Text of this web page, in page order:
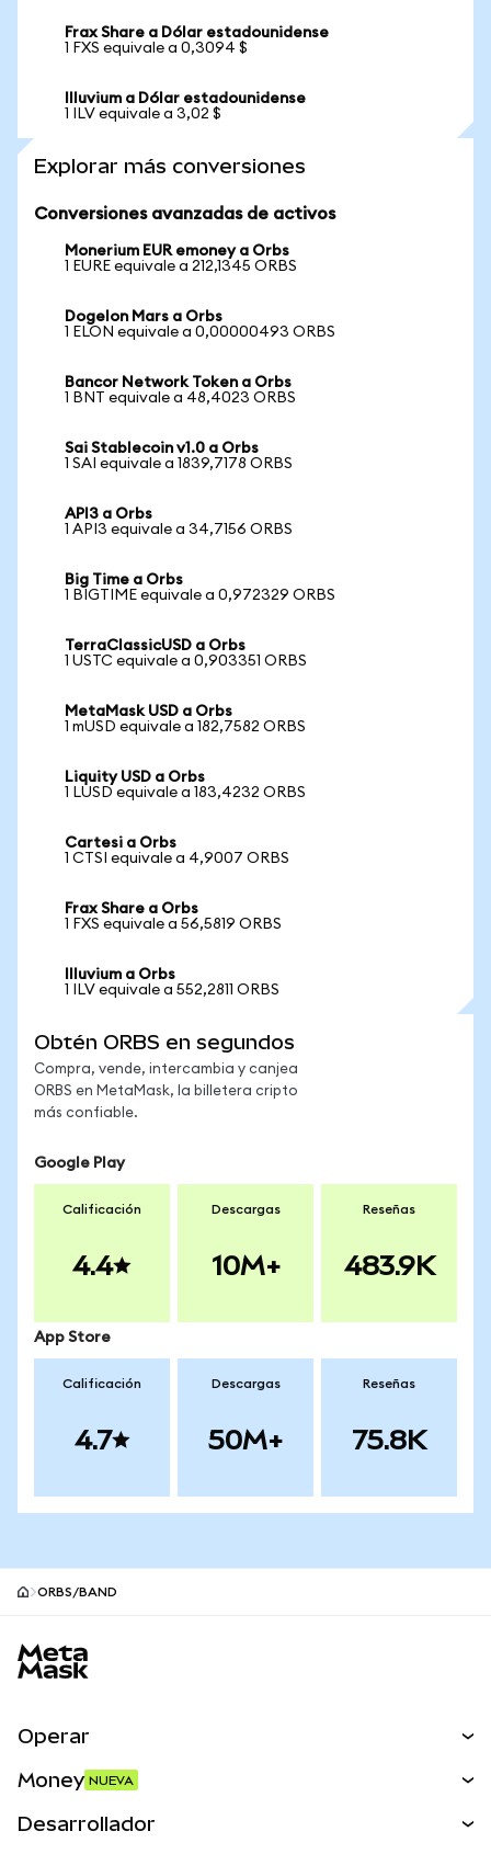
Frax Share a Dólar estadounidense
1 FXS equivale a 0,3094 $
Illuvium a Dólar estadounidense
1 ILV equivale a 3,02 $
Explorar más conversiones
Conversiones avanzadas de activos
Monerium EUR emoney a Orbs
1 EURE equivale a 212,1345 ORBS
Dogelon Mars a Orbs
1 ELON equivale a 0,00000493 ORBS
Bancor Network Token a Orbs
1 BNT equivale a 48,4023 ORBS
Sai Stablecoin v1.0 a Orbs
1 SAI equivale a 1839,7178 ORBS
API3 a Orbs
1 API3 equivale a 34,7156 ORBS
Big Time a Orbs
1 BIGTIME equivale a 0,972329 ORBS
TerraClassicUSD a Orbs
1 USTC equivale a 0,903351 ORBS
MetaMask USD a Orbs
1 mUSD equivale a 182,7582 ORBS
Liquity USD a Orbs
1 LUSD equivale a 183,4232 ORBS
Cartesi a Orbs
1 CTSI equivale a 4,9007 ORBS
Frax Share a Orbs
1 FXS equivale a 56,5819 ORBS
Illuvium a Orbs
1 ILV equivale a 552,2811 ORBS
Obtén ORBS en segundos
Compra, vende, intercambia y canjea
ORBS en MetaMask, la billetera cripto
más confiable.
Google Play
Calificación
4.4
Descargas
10M+
Reseñas
483.9K
App Store
Calificación
4.7
Descargas
50M+
Reseñas
75.8K
ORBS/BAND
Operar
Money NUEVA
Desarrollador